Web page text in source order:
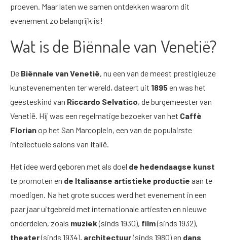
proeven. Maar laten we samen ontdekken waarom dit
evenement zo belangrijk is!
Wat is de Biënnale van Venetië?
De Biënnale van Venetië, nu een van de meest prestigieuze
kunstevenementen ter wereld, dateert uit 1895en was het
geesteskind van Riccardo Selvatico, de burgemeester van
Venetië. Hij was een regelmatige bezoeker van het Caffè
Florianop het San Marcoplein, een van de populairste
intellectuele salons van Italië.
Het idee werd geboren met als doel de hedendaagse kunst
te promoten en de Italiaanse artistieke productie aan te
moedigen. Na het grote succes werd het evenement in een
paar jaar uitgebreid met internationale artiesten en nieuwe
onderdelen, zoals muziek(sinds 1930), film(sinds 1932),
theater(sinds 1934), architectuur(sinds 1980) en dans